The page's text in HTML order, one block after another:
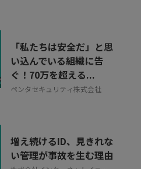
「私たちは安全だ」と思
い込んでいる組織に告
ぐ！70万を超える...
ペンタセキュリティ株式会社
増え続けるID、見きれな
い管理が事故を生む理由